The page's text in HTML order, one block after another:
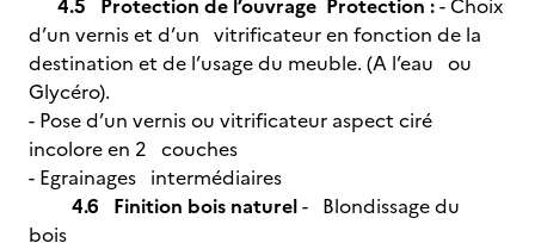
4.5 Protection de l’ouvrage Protection :- Choix
d’un vernis et d’un vitrificateur en fonction de la
destination et de l’usage du meuble. (A l’eau ou
Glycéro).
- Pose d’un vernis ou vitrificateur aspect ciré
incolore en 2 couches
- Egrainages intermédiaires
4.6 Finition bois naturel- Blondissage du
bois